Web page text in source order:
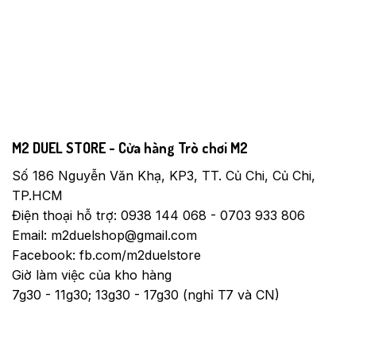
M2 DUEL STORE - Cửa hàng Trò chơi M2
Số 186 Nguyễn Văn Khạ, KP3, TT. Củ Chi, Củ Chi,
TP.HCM
Điện thoại hỗ trợ: 0938 144 068 - 0703 933 806
Email: m2duelshop@gmail.com
Facebook: fb.com/m2duelstore
Giờ làm việc của kho hàng
7g30 - 11g30; 13g30 - 17g30 (nghỉ T7 và CN)